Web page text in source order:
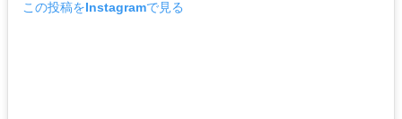
この投稿をInstagramで見る